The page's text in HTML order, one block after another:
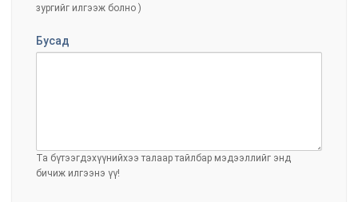
зургийг илгээж болно )
Бусад
Та бүтээгдэхүүнийхээ талаар тайлбар мэдээллийг энд
бичиж илгээнэ үү!